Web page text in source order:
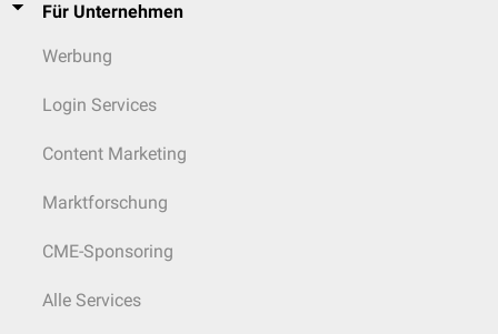
Für Unternehmen
Werbung
Login Services
Content Marketing
Marktforschung
CME-Sponsoring
Alle Services